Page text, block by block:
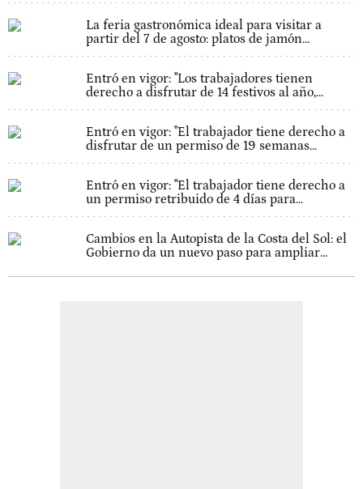
La feria gastronómica ideal para visitar a
partir del 7 de agosto: platos de jamón...
Entró en vigor: "Los trabajadores tienen
derecho a disfrutar de 14 festivos al año,...
Entró en vigor: "El trabajador tiene derecho a
disfrutar de un permiso de 19 semanas...
Entró en vigor: "El trabajador tiene derecho a
un permiso retribuido de 4 días para...
Cambios en la Autopista de la Costa del Sol: el
Gobierno da un nuevo paso para ampliar...